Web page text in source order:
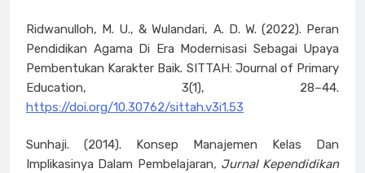
Ridwanulloh, M. U., & Wulandari, A. D. W. (2022). Peran
Pendidikan Agama Di Era Modernisasi Sebagai Upaya
Pembentukan Karakter Baik. SITTAH: Journal of Primary
Education, 3(1), 28–44.
https://doi.org/10.30762/sittah.v3i1.53
Sunhaji. (2014). Konsep Manajemen Kelas Dan
Implikasinya Dalam Pembelajaran, Jurnal Kependidikan